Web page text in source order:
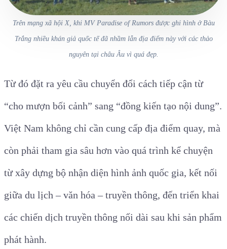
Trên mạng xã hội X, khi MV Paradise of Rumorsđược ghi hình ở Bàu
Trắng nhiều khán giả quốc tế đã nhầm lẫn địa điểm này với các thảo
nguyên tại châu Âu vì quá đẹp.
Từ đó đặt ra yêu cầu chuyển đổi cách tiếp cận từ
“cho mượn bối cảnh” sang “đồng kiến tạo nội dung”.
Việt Nam không chỉ cần cung cấp địa điểm quay, mà
còn phải tham gia sâu hơn vào quá trình kể chuyện
từ xây dựng bộ nhận diện hình ảnh quốc gia, kết nối
giữa du lịch – văn hóa – truyền thông, đến triển khai
các chiến dịch truyền thông nối dài sau khi sản phẩm
phát hành.